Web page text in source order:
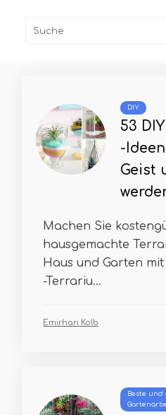
DIY
53
-
Geist
Machen Sie
hausgemachte
Haus und Garten
-Terrariu...
Emirhan Kolb
Beste und